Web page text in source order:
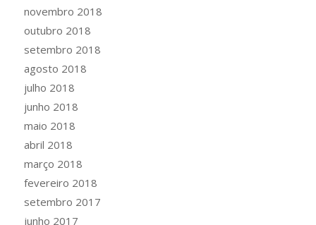
novembro 2018
outubro 2018
setembro 2018
agosto 2018
julho 2018
junho 2018
maio 2018
abril 2018
março 2018
fevereiro 2018
setembro 2017
junho 2017